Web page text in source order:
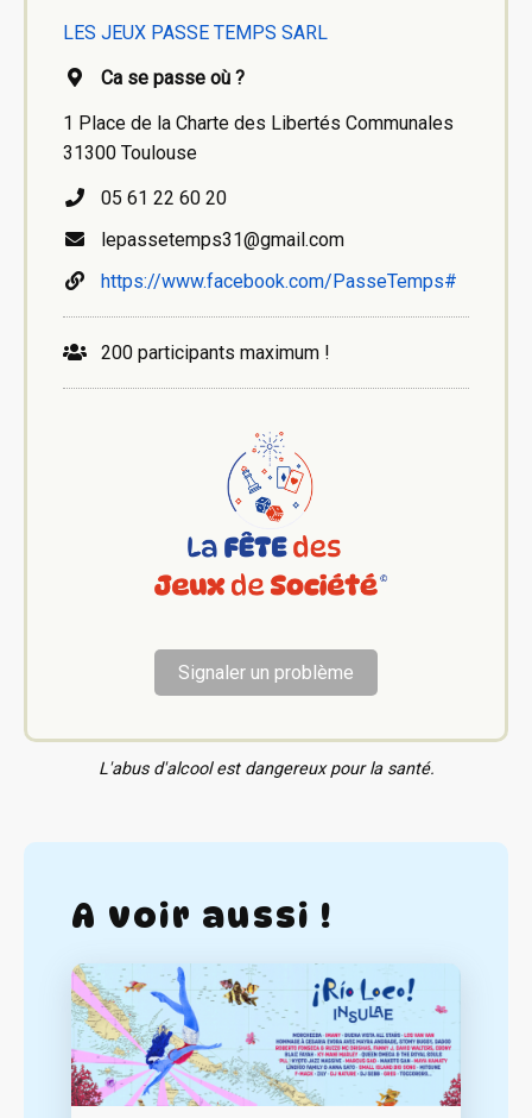
LES JEUX PASSE TEMPS SARL
Ca se passe où ?
1 Place de la Charte des Libertés Communales
31300 Toulouse
05 61 22 60 20
lepassetemps31@gmail.com
https://www.facebook.com/PasseTemps#
200 participants maximum !
Signaler un problème
L'abus d'alcool est dangereux pour la santé.
A voir aussi !